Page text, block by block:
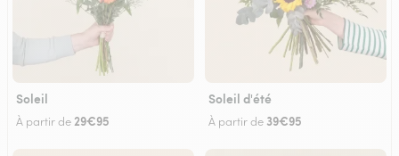
Soleil
À partir de29€95
Soleil d'été
À partir de 39€95